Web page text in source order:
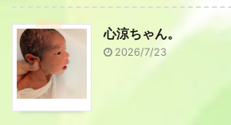
心涼ちゃん。
2026/7/23